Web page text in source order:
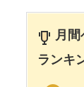
月
ランキ